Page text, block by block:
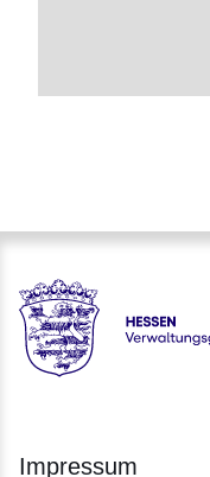
Hessen -
Impressum